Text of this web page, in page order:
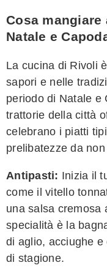
Cosa
Natale e
La cucina di Rivoli
sapori e nelle
periodo di Natale e
trattorie della città
celebrano i piatti
prelibatezze da
Antipasti: Inizia il
come il vitello
una salsa cremosa
specialità è la
di aglio, acciughe
di stagione.